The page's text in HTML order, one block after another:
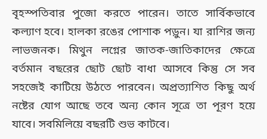
বৃহস্পতিবার পুজো করতে পারেন। তাতে সার্বিকভাবে
কল্যাণ হবে। হালকা রঙের পোশাক পড়ুন। যা রাশির জন্য
লাভজনক। মিথুন লগ্নের জাতক-জাতিকাদের ক্ষেত্রে
বর্তমান বছরের ছোট ছোট বাধা আসবে কিন্তু সে সব
সহজেই কাটিয়ে উঠতে পারবেন। অপ্রত্যাশিত কিছু অর্থ
নষ্টের যোগ আছে তবে অন্য কোন সূত্রে তা পূরণ হয়ে
যাবে। সবমিলিয়ে বছরটি শুভ কাটবে।